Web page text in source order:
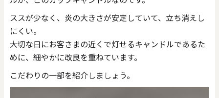
ススが少なく、炎の大きさが安定していて、立ち消えし
にくい。
大切な日にお客さまの近くで灯せるキャンドルであるた
めに、細やかに改良を重ねています。
こだわりの一部を紹介しましょう。